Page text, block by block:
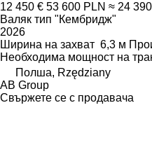
12 450 € 53 600 PLN ≈ 24
Валяк тип "Кембридж"
2026
Ширина на захват 6,3 м
Необходима мощност на
Полша, Rzędziany
AB Group
Свържете се с продавача